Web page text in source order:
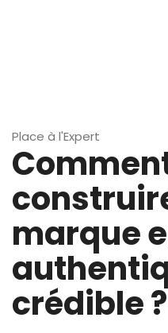
Place à l'Expert
marque
crédible ?